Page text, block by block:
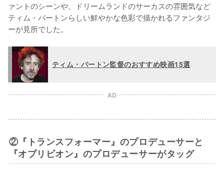
ァントのシーンや、ドリームランドのサーカスの雰囲気など
ティム・バートンらしい鮮やかな色彩で描かれるファンタジ
ーが見所でした。
ティム・バートン監督のおすすめ映画15選
AD
②『トランスフォーマー』のプロデューサーと
『オブリビオン』のプロデューサーがタッグ